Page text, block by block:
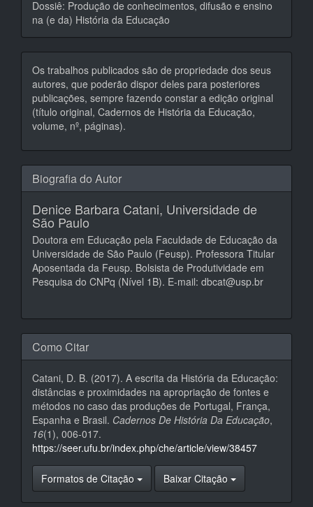
Dossiê: Produção de conhecimentos, difusão e ensino
na (e da) História da Educação
Os trabalhos publicados são de propriedade dos seus
autores, que poderão dispor deles para posteriores
publicações, sempre fazendo constar a edição original
(título original, Cadernos de História da Educação,
volume, nº, páginas).
Biografia do Autor
Denice Barbara Catani, Universidade de
São Paulo
Doutora em Educação pela Faculdade de Educação da
Universidade de São Paulo (Feusp). Professora Titular
Aposentada da Feusp. Bolsista de Produtividade em
Pesquisa do CNPq (Nível 1B). E-mail: dbcat@usp.br
Como Citar
Catani, D. B. (2017). A escrita da História da Educação:
distâncias e proximidades na apropriação de fontes e
métodos no caso das produções de Portugal, França,
Espanha e Brasil. Cadernos De História Da Educação,
16(1), 006-017.
https://seer.ufu.br/index.php/che/article/view/38457
Formatos de Citação Baixar Citação